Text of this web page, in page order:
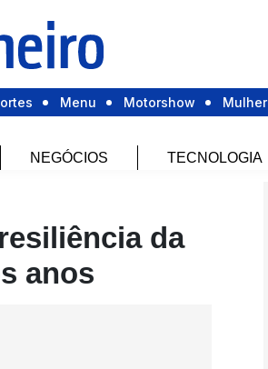
Menu Motorshow Mulher
NEGÓCIOS TECNOLOGIA
da
anos